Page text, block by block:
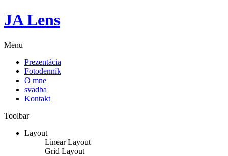
JA Lens
Menu
Prezentácia
Fotodenník
O mne
svadba
Kontakt
Toolbar
Layout
Linear Layout
Grid Layout